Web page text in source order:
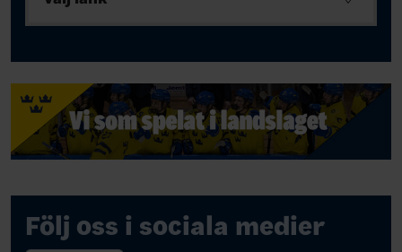
Följ oss i sociala medier